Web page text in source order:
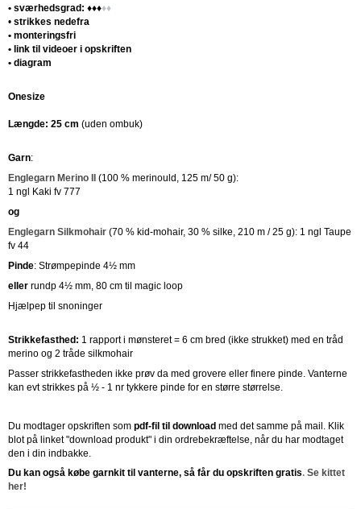
• sværhedsgrad: ♦♦♦♦♦
• strikkes nedefra
• monteringsfri
• link til videoer i opskriften
• diagram
Onesize
Længde: 25 cm (uden ombuk)
Garn:
Englegarn Merino II
(100 % merinould, 125 m/ 50 g):
1 ngl Kaki fv 777
og
Englegarn Silkmohair (70 % kid-mohair, 30 % silke, 210 m / 25 g): 1 ngl Taupe
fv 44
Pinde: Strømpepinde 4½ mm
eller rundp 4½ mm, 80 cm til magic loop
Hjælpep til snoninger
Strikkefasthed: 1 rapport i mønsteret = 6 cm bred (ikke strukket) med en tråd
merino og 2 tråde silkmohair
Passer strikkefastheden ikke prøv da med grovere eller finere pinde. Vanterne
kan evt strikkes på ½ - 1 nr tykkere pinde for en større størrelse.
Du modtager opskriften som pdf-fil til download med det samme på mail. Klik
blot på linket "download produkt" i din ordrebekræftelse, når du har modtaget
den i din indbakke.
Du kan også købe garnkit til vanterne, så får du opskriften gratis. Se kittet
her!